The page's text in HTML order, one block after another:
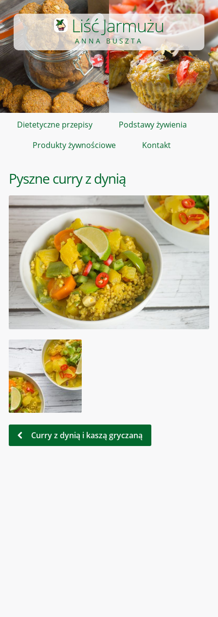
Liść Jarmużu
ANNA BUSZTA
Dietetyczne przepisy
Podstawy żywienia
Produkty żywnościowe
Kontakt
Pyszne curry z dynią
Curry z dynią i kaszą gryczaną